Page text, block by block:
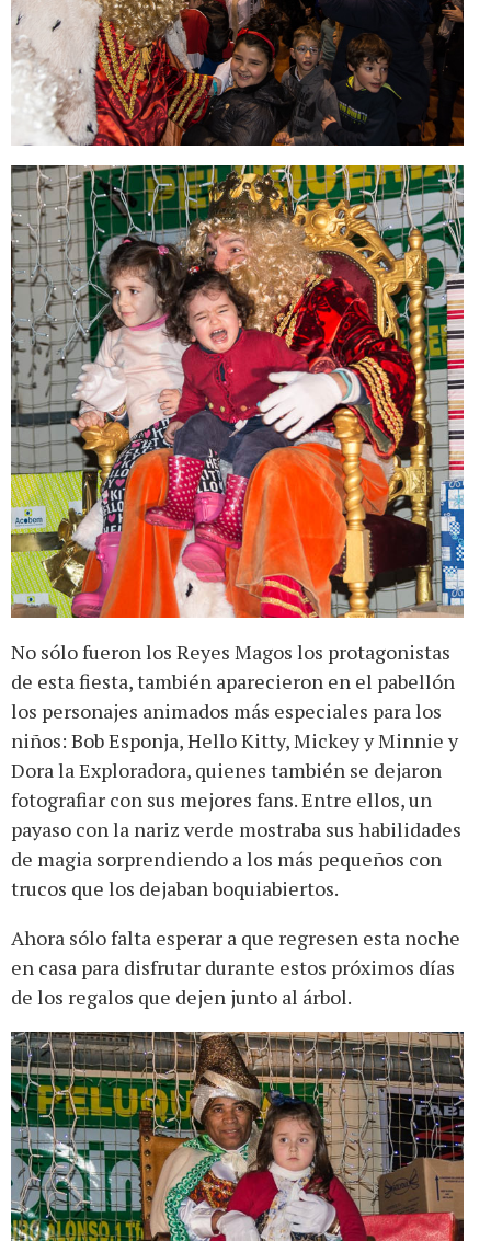
No sólo fueron los Reyes Magos los protagonistas
de esta fiesta, también aparecieron en el pabellón
los personajes animados más especiales para los
niños: Bob Esponja, Hello Kitty, Mickey y Minnie y
Dora la Exploradora, quienes también se dejaron
fotografiar con sus mejores fans. Entre ellos, un
payaso con la nariz verde mostraba sus habilidades
de magia sorprendiendo a los más pequeños con
trucos que los dejaban boquiabiertos.
Ahora sólo falta esperar a que regresen esta noche
en casa para disfrutar durante estos próximos días
de los regalos que dejen junto al árbol.